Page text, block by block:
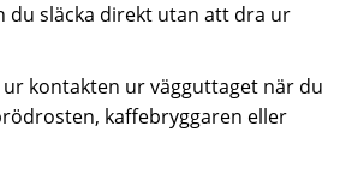
du släcka direkt utan att dra ur
kontakten ur vägguttaget när du
kaffebryggaren eller